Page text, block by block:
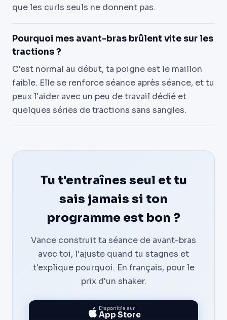
que les curls seuls ne donnent pas.
Pourquoi mes avant-bras brûlent vite sur les
tractions ?
C'est normal au début, ta poigne est le maillon
faible. Elle se renforce séance après séance, et tu
peux l'aider avec un peu de travail dédié et
quelques séries de tractions sans sangles.
Tu t'entraînes seul et tu
sais jamais si ton
programme est bon ?
Vance construit ta séance de avant-bras
avec toi, l'ajuste quand tu stagnes et
t'explique pourquoi. En français, pour le
prix d'un shaker.
Disponible sur
App Store